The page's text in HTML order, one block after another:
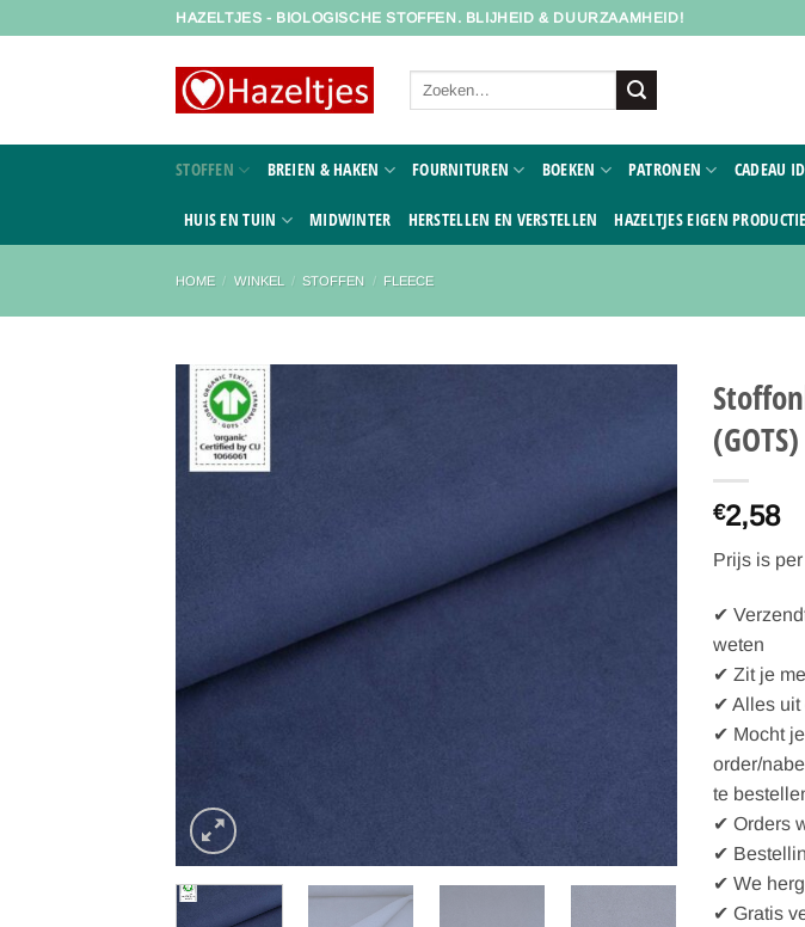
HAZELTJES - BIOLOGISCHE STOFFEN. BLIJHEID & DUURZAAMHEID!
Zoeken
STOFFEN BREIEN & HAKEN FOURNITUREN BOEKEN PATRONEN CADEAU
HUIS EN TUIN MIDWINTER HERSTELLEN EN VERSTELLEN HAZELTJES EIGEN PRODUCTIE
HOME / WINKEL / STOFFEN / FLEECE
verlanglijst
(GOTS)
€2,58
Prijs is
✔
weten
✔ Zit je
✔ Alles uit
✔ Mocht
order/
te
✔ Orders
✔
✔ We
✔ Gratis